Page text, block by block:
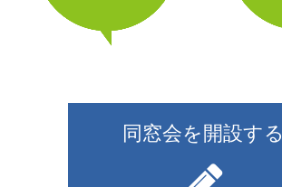
同窓会を開設する